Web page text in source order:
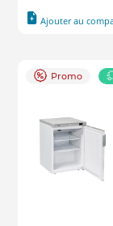
Ajouter au
Promo